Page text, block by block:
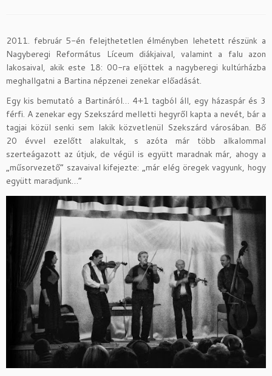
2011. február 5-én felejthetetlen élményben lehetett részünk a
Nagyberegi Református Líceum diákjaival, valamint a falu azon
lakosaival, akik este 18: 00-ra eljöttek a nagyberegi kultúrházba
meghallgatni a Bartina népzenei zenekar előadását.
Egy kis bemutató a Bartináról… 4+1 tagból áll, egy házaspár és 3
férfi. A zenekar egy Szekszárd melletti hegyről kapta a nevét, bár a
tagjai közül senki sem lakik közvetlenül Szekszárd városában. Bő
20 évvel ezelőtt alakultak, s azóta már több alkalommal
szerteágazott az útjuk, de végül is együtt maradnak már, ahogy a
„műsorvezető” szavaival kifejezte: „már elég öregek vagyunk, hogy
együtt maradjunk…”